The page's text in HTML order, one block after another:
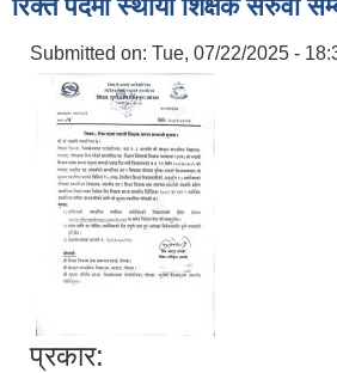
रिक्त पदमा स्थायी शिक्षक सरुवा
Submitted on: Tue, 07/22/2025 -
प्रकार: